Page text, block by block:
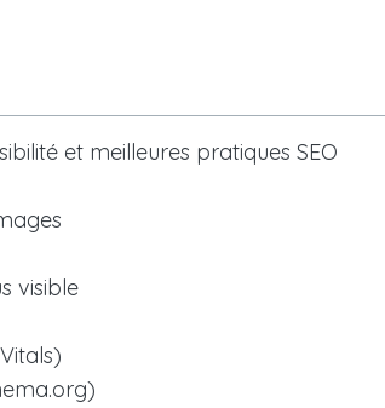
et meilleures pratiques SEO
visible